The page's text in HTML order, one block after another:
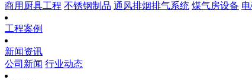
商用厨具工程 不锈钢制品 通风排烟排气系统 煤气房设备
工程案例
新闻资讯
公司新闻 行业动态